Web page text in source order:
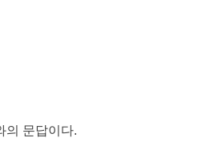
의 문답이다.